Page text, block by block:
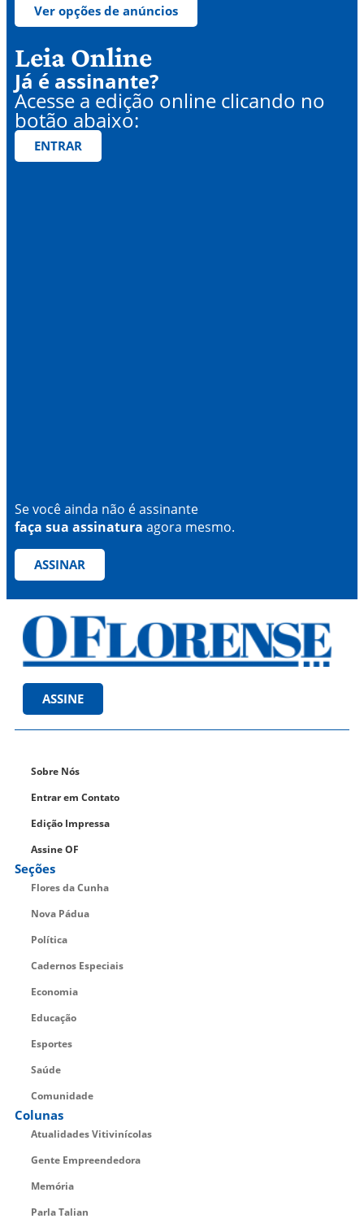
Ver opções de anúncios
Leia Online
Já é assinante?
Acesse a edição online clicando no
botão abaixo:
ENTRAR
Se você ainda não é assinante
faça sua assinatura agora mesmo.
ASSINAR
ASSINE
Sobre Nós
Entrar em Contato
Edição Impressa
Assine OF
Seções
Flores da Cunha
Nova Pádua
Política
Cadernos Especiais
Economia
Educação
Esportes
Saúde
Comunidade
Colunas
Atualidades Vitivinícolas
Gente Empreendedora
Memória
Parla Talian